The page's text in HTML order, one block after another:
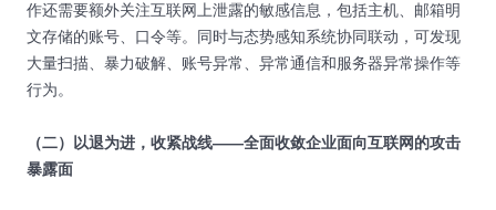
作还需要额外关注互联网上泄露的敏感信息，包括主机、邮箱明
文存储的账号、口令等。同时与态势感知系统协同联动，可发现
大量扫描、暴力破解、账号异常、异常通信和服务器异常操作等
行为。
（二）以退为进，收紧战线——全面收敛企业面向互联网的攻击
暴露面